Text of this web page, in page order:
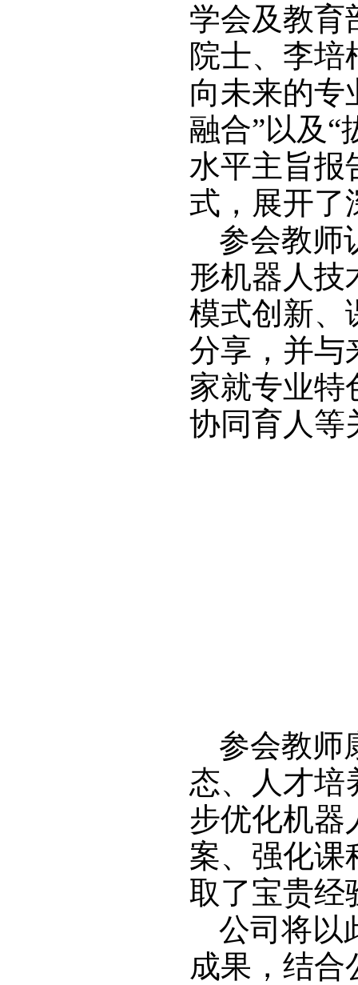
学会及教育
院士、李培
向未来的专
融合”以及“
水平主旨报
式，展开了
参会教师
形机器人技
模式创新、
分享，并与
家就专业特
协同育人等
参会教师
态、人才培
步优化机器
案、强化课
取了宝贵经
公司将以
成果，结合